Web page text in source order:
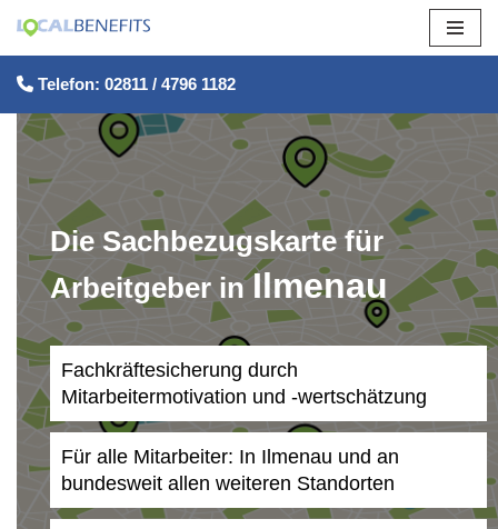
Zum
Inhalt
springen
Telefon: 02811 / 4796 1182
Die Sachbezugskarte für
Arbeitgeber inIlmenau
Fachkräftesicherung durch
Mitarbeitermotivation und -wertschätzung
Für alle Mitarbeiter: In Ilmenau und an
bundesweit allen weiteren Standorten